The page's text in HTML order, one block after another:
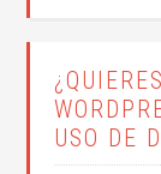
USO DE